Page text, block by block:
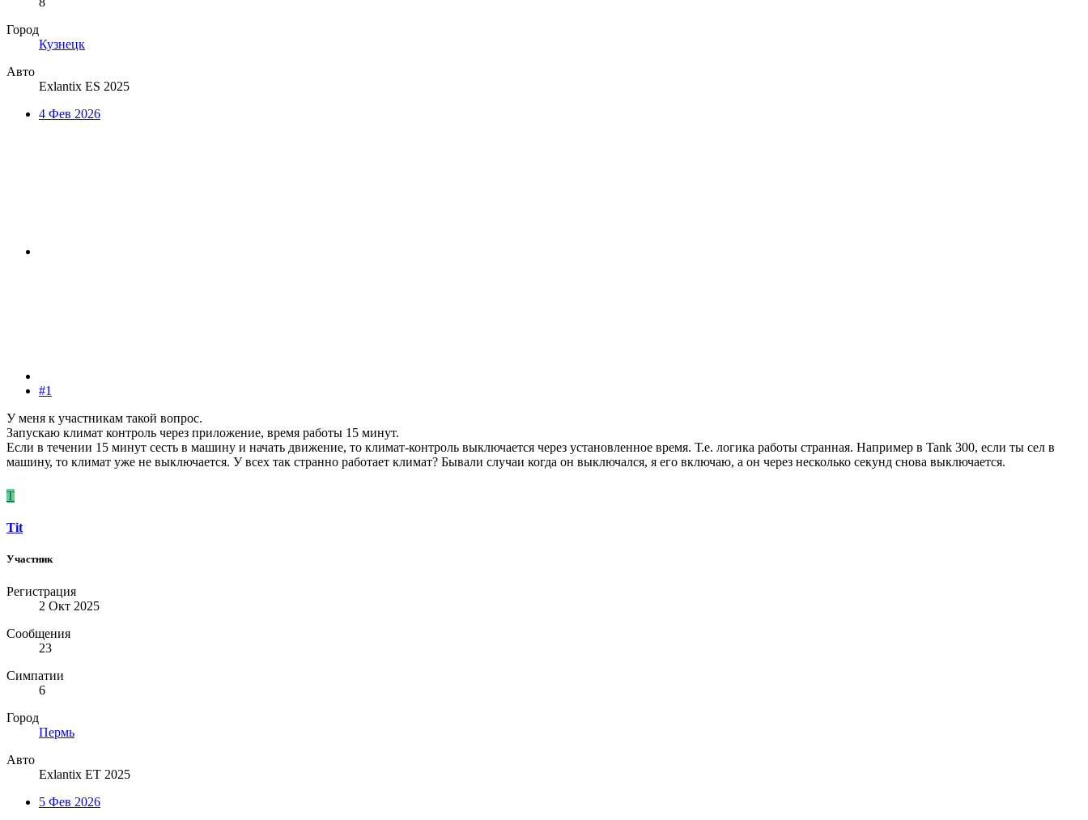
Город
Кузнецк
Авто
Exlantix ES 2025
4 Фев 2026
#1
У меня к участникам такой вопрос.
Запускаю климат контроль через приложение, время работы 15 минут.
Если в течении 15 минут сесть в машину и начать движение, то климат-контроль выключается через установленное время. Т.е. логика работы странная. Например в Tank 300, если ты сел в
машину, то климат уже не выключается. У всех так странно работает климат? Бывали случаи когда он выключался, я его включаю, а он через несколько секунд снова выключается.
T
Tit
Участник
Регистрация
2 Окт 2025
Сообщения
23
Симпатии
6
Город
Пермь
Авто
Exlantix ET 2025
5 Фев 2026